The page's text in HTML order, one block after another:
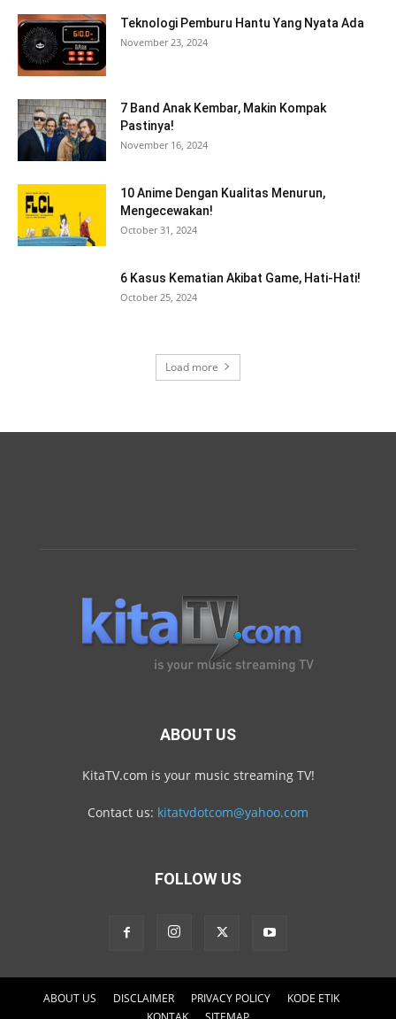
Teknologi Pemburu Hantu Yang Nyata Ada
November 23, 2024
7 Band Anak Kembar, Makin Kompak
Pastinya!
November 16, 2024
10 Anime Dengan Kualitas Menurun,
Mengecewakan!
October 31, 2024
6 Kasus Kematian Akibat Game, Hati-Hati!
October 25, 2024
Load more
ABOUT US
KitaTV.com is your music streaming TV!
Contact us: kitatvdotcom@yahoo.com
FOLLOW US
ABOUT US DISCLAIMER PRIVACY POLICY
KODE ETIK